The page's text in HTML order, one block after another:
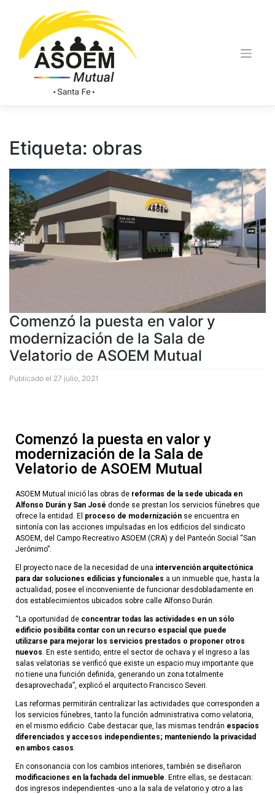
Etiqueta: obras
Comenzó la puesta en valor y
modernización de la Sala de
Velatorio de ASOEM Mutual
Publicado el 27 julio, 2021
Comenzó la puesta en valor y
modernización de la Sala de
Velatorio de ASOEM Mutual
ASOEM Mutual inició las obras de reformas de la sede ubicada en
Alfonso Durán y San José donde se prestan los servicios fúnebres que
ofrece la entidad. El proceso de modernización se encuentra en
sintonía con las acciones impulsadas en los edificios del sindicato
ASOEM, del Campo Recreativo ASOEM (CRA) y del Panteón Social “San
Jerónimo”.
El proyecto nace de la necesidad de una intervención arquitectónica
para dar soluciones edilicias y funcionales a un inmueble que, hasta la
actualidad, posee el inconveniente de funcionar desdobladamente en
dos establecimientos ubicados sobre calle Alfonso Durán.
“La oportunidad de concentrar todas las actividades en un sólo
edificio posibilita contar con un recurso espacial que puede
utilizarse para mejorar los servicios prestados o proponer otros
nuevos. En este sentido, entre el sector de ochava y el ingreso a las
salas velatorias se verificó que existe un espacio muy importante que
no tiene una función definida, generando un zona totalmente
desaprovechada”, explicó el arquitecto Francisco Severi.
Las reformas permitirán centralizar las actividades que corresponden a
los servicios fúnebres, tanto la función administrativa como velatoria,
en el mismo edificio. Cabe destacar que, las mismas tendrán espacios
diferenciados y accesos independientes; manteniendo la privacidad
en ambos casos.
En consonancia con los cambios interiores, también se diseñaron
modificaciones en la fachada del inmueble. Entre ellas, se destacan:
dos ingresos independientes -uno a la sala de velatorio y otro a las